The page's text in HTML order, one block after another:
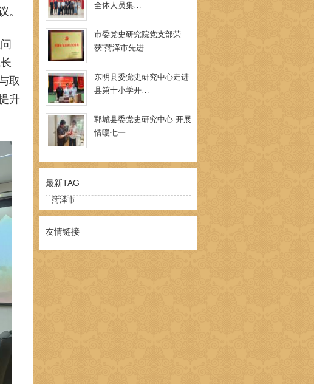
。
取
升
全体人员集…
市委党史研究院党支部荣
获“菏泽市先进…
东明县委党史研究中心走进
县第十小学开…
郓城县委党史研究中心 开展
情暖七一 …
最新TAG
菏泽市
友情链接